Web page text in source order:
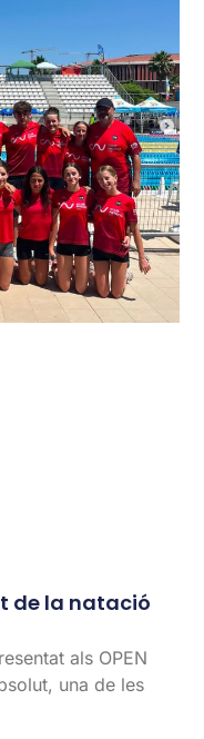
de la natació
als OPEN
una de les